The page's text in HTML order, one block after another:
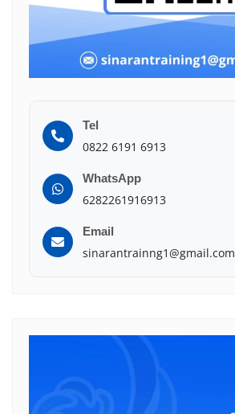
Tel
0822 6191 6913
WhatsApp
6282261916913
Email
sinarantrainng1@gmail.com